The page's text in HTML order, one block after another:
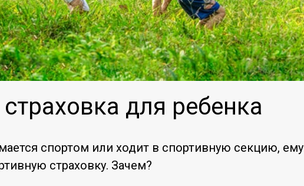
для ребенка
спортом или ходит в спортивную секцию, ему
страховку. Зачем?